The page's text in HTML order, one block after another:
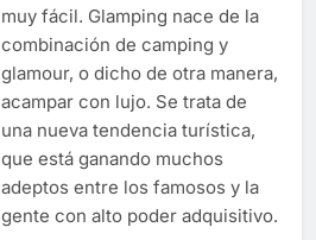
muy fácil. Glamping nace de la
combinación de camping y
glamour, o dicho de otra manera,
acampar con lujo. Se trata de
una nueva tendencia turística,
que está ganando muchos
adeptos entre los famosos y la
gente con alto poder adquisitivo.